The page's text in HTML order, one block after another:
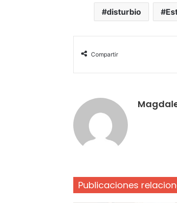
disturbio
Compartir
Publicaciones